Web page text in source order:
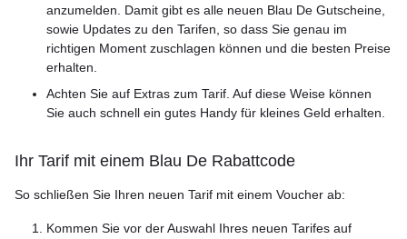
anzumelden. Damit gibt es alle neuen Blau De Gutscheine,
sowie Updates zu den Tarifen, so dass Sie genau im
richtigen Moment zuschlagen können und die besten Preise
erhalten.
Achten Sie auf Extras zum Tarif. Auf diese Weise können
Sie auch schnell ein gutes Handy für kleines Geld erhalten.
Ihr Tarif mit einem Blau De Rabattcode
So schließen Sie Ihren neuen Tarif mit einem Voucher ab:
Kommen Sie vor der Auswahl Ihres neuen Tarifes auf